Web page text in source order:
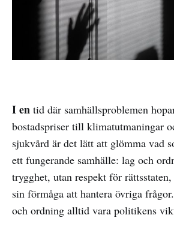
I en tid där samhällsproblemen
bostadspriser till klimatutmaningar
sjukvård är det lätt att glömma vad
ett fungerande samhälle: lag och
trygghet, utan respekt för
sin förmåga att hantera övriga
och ordning alltid vara politikens